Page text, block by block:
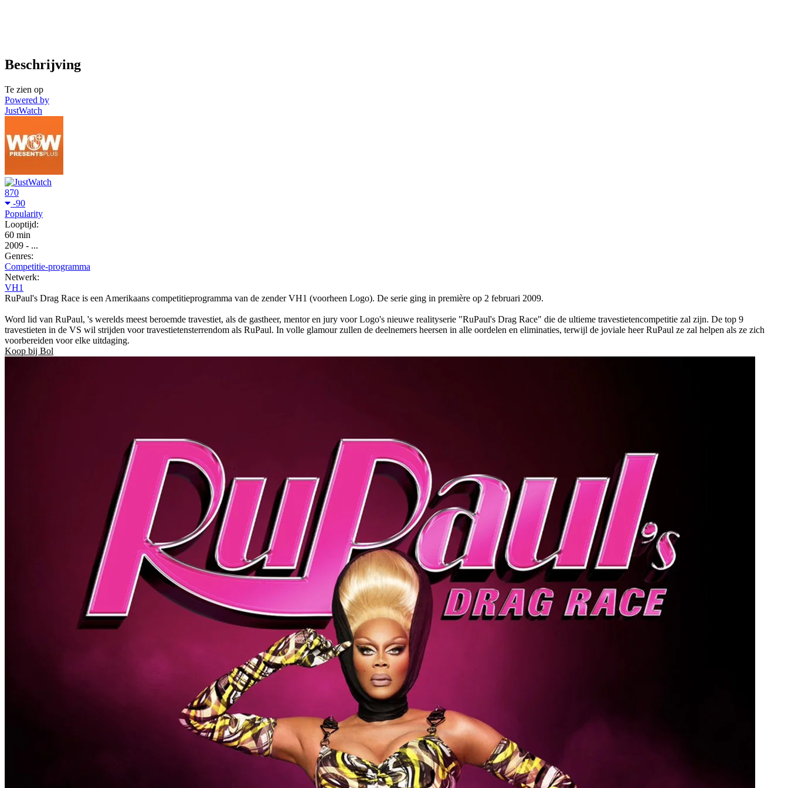
Beschrijving
Te zien op
Powered by
JustWatch
870
-90
Popularity
Looptijd:
60 min
2009 - ...
Genres:
Competitie-programma
Netwerk:
VH1
RuPaul's Drag Race is een Amerikaans competitieprogramma van de zender VH1 (voorheen Logo). De serie ging in première op 2 februari 2009.
Word lid van RuPaul, 's werelds meest beroemde travestiet, als de gastheer, mentor en jury voor Logo's nieuwe realityserie "RuPaul's Drag Race" die de ultieme travestietencompetitie zal zijn. De top 9
travestieten in de VS wil strijden voor travestietensterrendom als RuPaul. In volle glamour zullen de deelnemers heersen in alle oordelen en eliminaties, terwijl de joviale heer RuPaul ze zal helpen als ze zich
voorbereiden voor elke uitdaging.
Koop bij Bol